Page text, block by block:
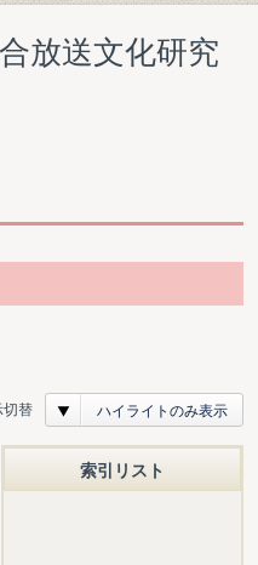
放送文化研究
切替 ハイライトのみ表示
索引リスト